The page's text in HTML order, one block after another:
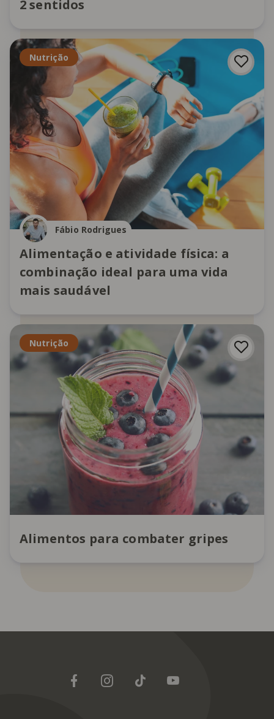
2 sentidos
Nutrição
Fábio Rodrigues
Alimentação e atividade física: a
combinação ideal para uma vida
mais saudável
Nutrição
Alimentos para combater gripes